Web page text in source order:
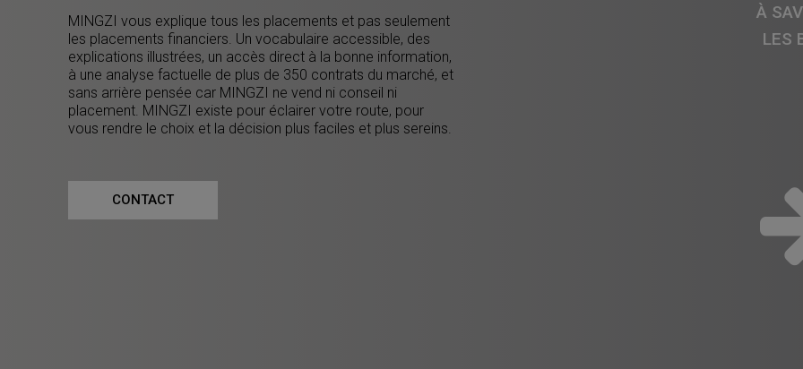
MINGZI vous explique tous les placements et pas seulement
les placements financiers. Un vocabulaire accessible, des
explications illustrées, un accès direct à la bonne information,
à une analyse factuelle de plus de 350 contrats du marché, et
sans arrière pensée car MINGZI ne vend ni conseil ni
placement. MINGZI existe pour éclairer votre route, pour
vous rendre le choix et la décision plus faciles et plus sereins.
À
LES
CONTACT